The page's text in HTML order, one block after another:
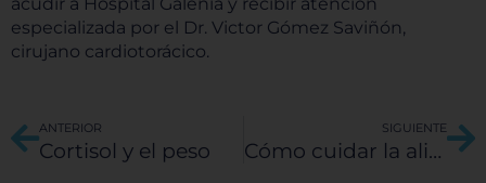
acudir a Hospital Galenia y recibir atención
especializada por el Dr. Victor Gómez Saviñón,
cirujano cardiotorácico.
AntANTERIOR
Cortisol y el peso
SIGUIENTE
Cómo cuidar la alimentación en fiestas decembrinas
Sistema de personalización de cookies
Cookies de funcionalidad